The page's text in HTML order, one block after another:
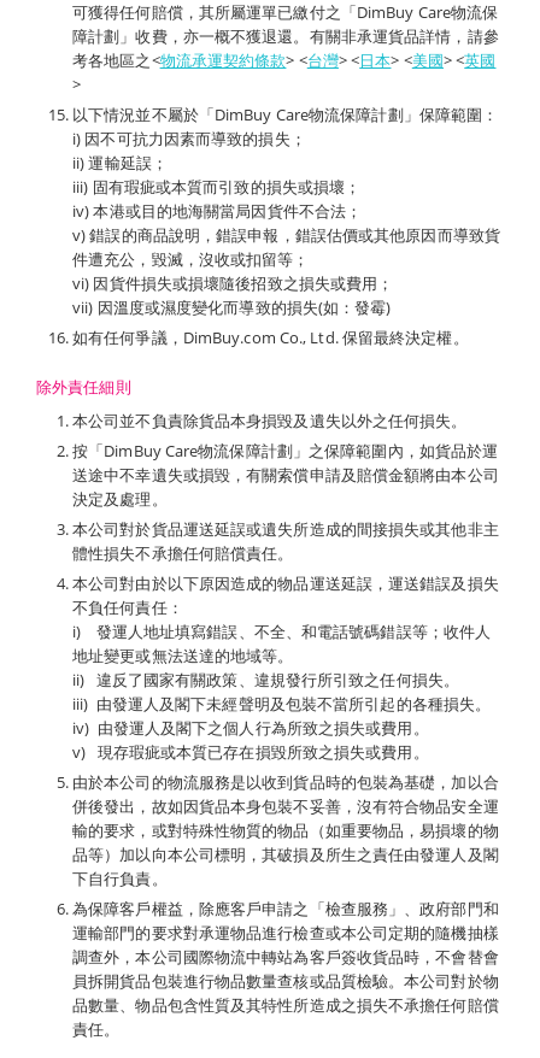
可獲得任何賠償，其所屬運單已繳付之「DimBuy Care物流保
障計劃」收費，亦一概不獲退還。有關非承運貨品詳情，請參
考各地區之<物流承運契約條款> <台灣> <日本> <美國> <英國
>
以下情況並不屬於「DimBuy Care物流保障計劃」保障範圍：
i) 因不可抗力因素而導致的損失；
ii) 運輸延誤；
iii) 固有瑕疵或本質而引致的損失或損壞；
iv) 本港或目的地海關當局因貨件不合法；
v) 錯誤的商品說明，錯誤申報，錯誤估價或其他原因而導致貨
件遭充公，毀滅，沒收或扣留等；
vi) 因貨件損失或損壞隨後招致之損失或費用；
vii) 因溫度或濕度變化而導致的損失(如：發霉)
如有任何爭議，DimBuy.com Co., Ltd. 保留最終決定權。
除外責任細則
本公司並不負責除貨品本身損毀及遺失以外之任何損失。
按「DimBuy Care物流保障計劃」之保障範圍內，如貨品於運
送途中不幸遺失或損毀，有關索償申請及賠償金額將由本公司
決定及處理。
本公司對於貨品運送延誤或遺失所造成的間接損失或其他非主
體性損失不承擔任何賠償責任。
本公司對由於以下原因造成的物品運送延誤，運送錯誤及損失
不負任何責任：
i) 發運人地址填寫錯誤、不全、和電話號碼錯誤等；收件人
地址變更或無法送達的地域等。
ii) 違反了國家有關政策、違規發行所引致之任何損失。
iii) 由發運人及閣下未經聲明及包裝不當所引起的各種損失。
iv) 由發運人及閣下之個人行為所致之損失或費用。
v) 現存瑕疵或本質已存在損毀所致之損失或費用。
由於本公司的物流服務是以收到貨品時的包裝為基礎，加以合
併後發出，故如因貨品本身包裝不妥善，沒有符合物品安全運
輸的要求，或對特殊性物質的物品（如重要物品，易損壞的物
品等）加以向本公司標明，其破損及所生之責任由發運人及閣
下自行負責。
為保障客戶權益，除應客戶申請之「檢查服務」、政府部門和
運輸部門的要求對承運物品進行檢查或本公司定期的隨機抽樣
調查外，本公司國際物流中轉站為客戶簽收貨品時，不會替會
員拆開貨品包裝進行物品數量查核或品質檢驗。本公司對於物
品數量、物品包含性質及其特性所造成之損失不承擔任何賠償
責任。